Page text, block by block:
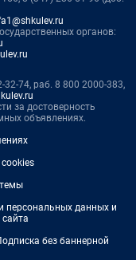
органов:
74, раб. 8 800 2000-383,
за достоверность
объявлениях.
персональных данных и
без баннерной